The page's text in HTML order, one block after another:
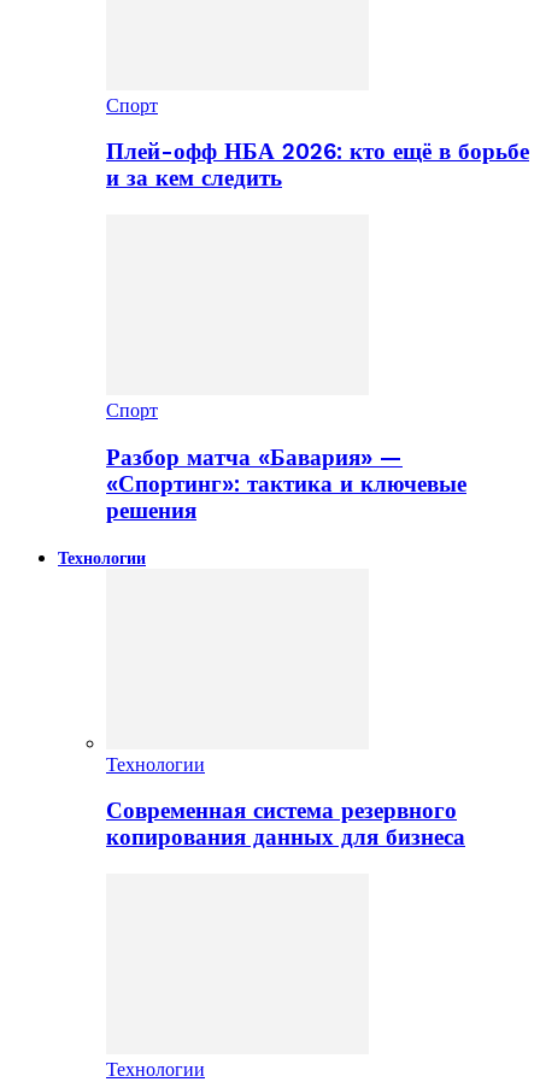
Спорт
Плей-офф НБА 2026: кто ещё в борьбе
и за кем следить
Спорт
Разбор матча «Бавария» —
«Спортинг»: тактика и ключевые
решения
Технологии
Технологии
Современная система резервного
копирования данных для бизнеса
Технологии